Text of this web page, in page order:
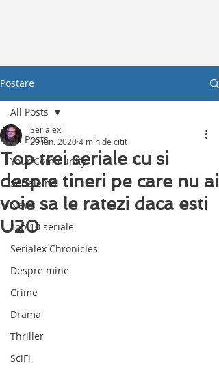
Postare
All Posts
Your Community
Seriale noi
News
Top 10 seriale
Serialex Chronicles
Despre mine
Crime
Drama
Thriller
SciFi
All Posts
Top trei seriale cu si
despre tineri pe care nu ai
voie sa le ratezi daca esti
U20
Serialex
29 iun. 20204 min de citit